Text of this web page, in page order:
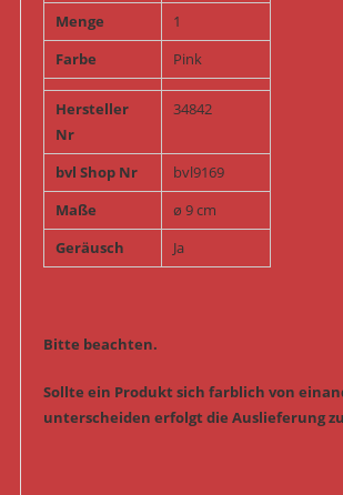
Menge
1
Farbe
Pink
Hersteller
Nr
34842
bvl Shop Nr
bvl9169
Maße
ø 9 cm
Geräusch
Ja
Bitte beachten.
Sollte ein Produkt sich farblich von
unterscheiden erfolgt die Auslieferung